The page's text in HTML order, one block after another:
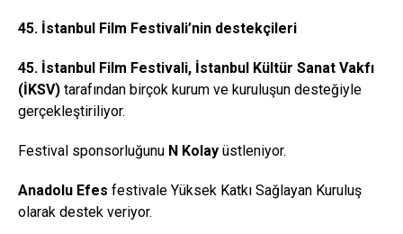
45. İstanbul Film Festivali’nin destekçileri
45. İstanbul Film Festivali, İstanbul Kültür Sanat Vakfı
(İKSV) tarafından birçok kurum ve kuruluşun desteğiyle
gerçekleştiriliyor.
Festival sponsorluğunu N Kolay üstleniyor.
Anadolu Efes festivale Yüksek Katkı Sağlayan Kuruluş
olarak destek veriyor.